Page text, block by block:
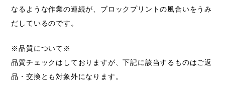
なるような作業の連続が、ブロックプリントの風合いをうみ
だしているのです。
※品質について※
品質チェックはしておりますが、下記に該当するものはご返
品・交換とも対象外になります。